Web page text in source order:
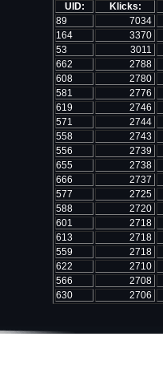
UID: Klicks:
89
7034
164
3370
53
3011
662
2788
608
2780
581
2776
619
2746
571
2744
558
2743
556
2739
655
2738
666
2737
577
2725
588
2720
601
2718
613
2718
559
2718
622
2710
566
2708
630
2706